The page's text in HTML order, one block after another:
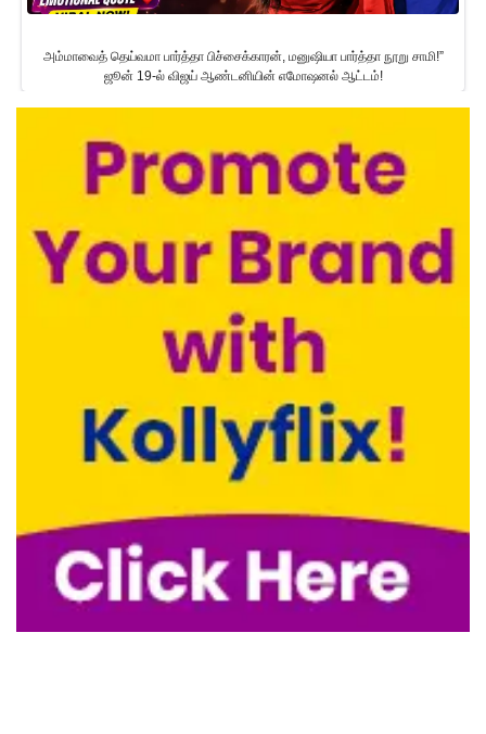
அம்மாவைத் தெய்வமா பார்த்தா பிச்சைக்காரன், மனுஷியா பார்த்தா நூறு சாமி!”
ஜூன் 19-ல் விஜய் ஆண்டனியின் எமோஷனல் ஆட்டம்!